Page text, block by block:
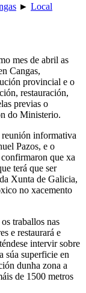
► Local
mes de abril as
Cangas,
provincial e o
restauración,
previas o
do Ministerio.
informativa
Pazos, e o
que xa
terá que ser
Xunta de Galicia,
no xacemento
traballos nas
e restaurará e
intervir sobre
súa superficie en
dunha zona a
de 1500 metros